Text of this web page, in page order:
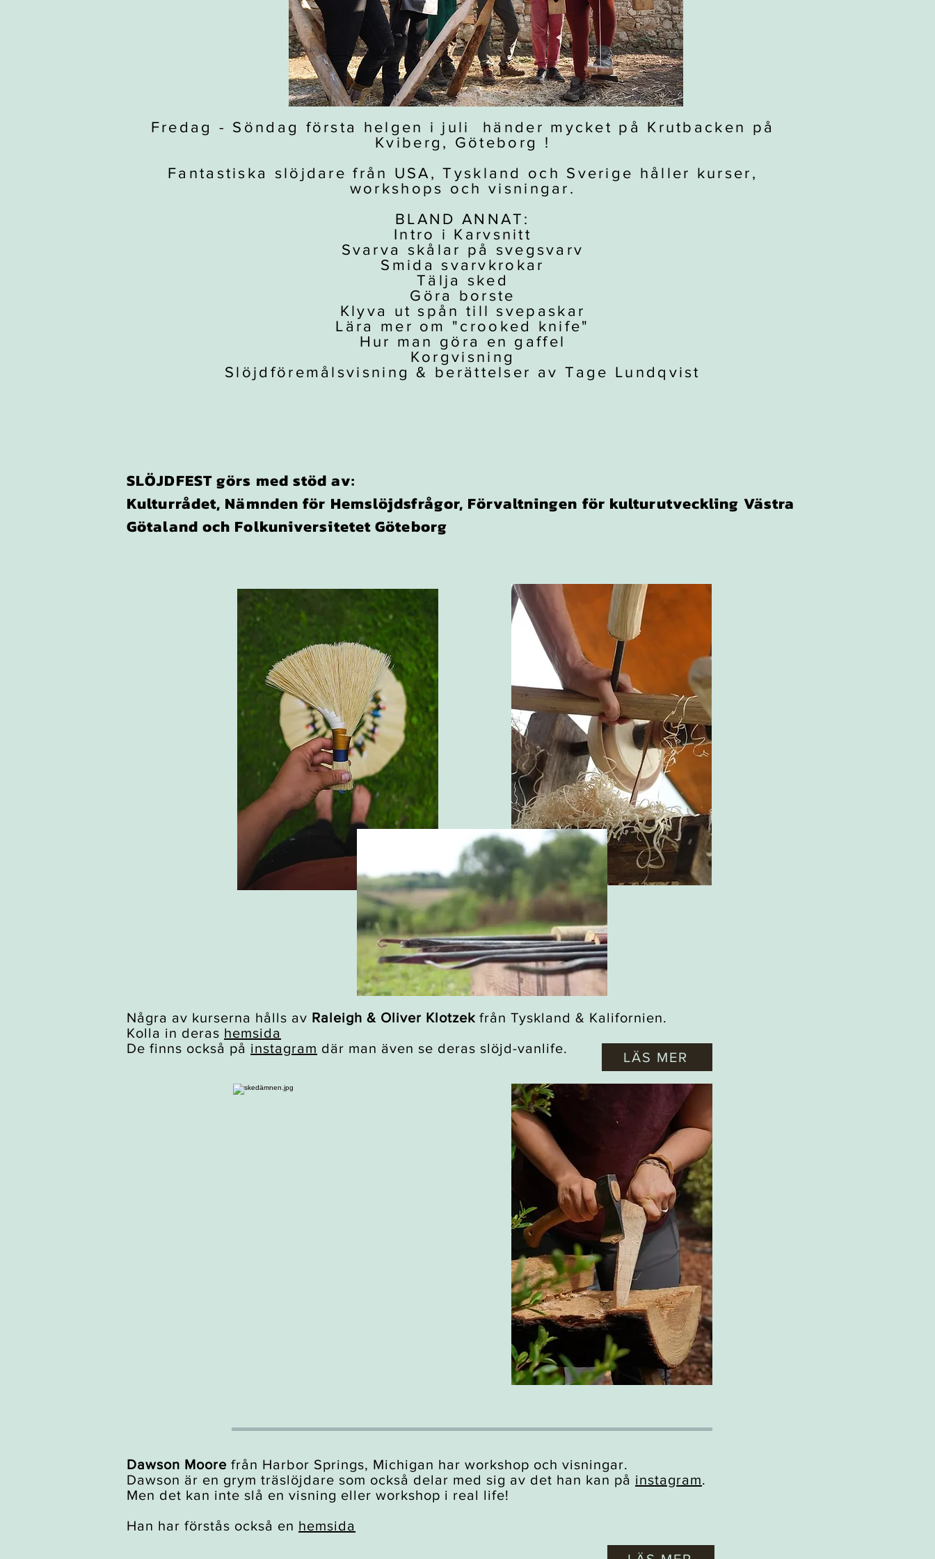
Fredag - Söndag första helgen i juli händer mycket på Krutbacken på
Kviberg, Göteborg !
Fantastiska slöjdare från USA, Tyskland och Sverige håller kurser,
workshops och visningar.
BLAND ANNAT:
Intro i Karvsnitt
Svarva skålar på svegsvarv
Smida svarvkrokar
Tälja sked
Göra borste
Klyva ut spån till svepaskar
Lära mer om "crooked knife"
Hur man göra en gaffel
Korgvisning
Slöjdföremålsvisning & berättelser av Tage Lundqvist
SLÖJDFEST görs med stöd av:
Kulturrådet, Nämnden för Hemslöjdsfrågor, Förvaltningen för kulturutveckling Västra
Götaland och Folkuniversitetet Göteborg
Några av kurserna hålls av Raleigh & Oliver Klotzek från Tyskland & Kalifornien.
Kolla in deras hemsida
De finns också på instagram där man även se deras slöjd-vanlife.
LÄS MER
Dawson Moore från Harbor Springs, Michigan har workshop och visningar.
Dawson är en grym träslöjdare som också delar med sig av det han kan på instagram.
Men det kan inte slå en visning eller workshop i real life!
Han har förstås också en hemsida